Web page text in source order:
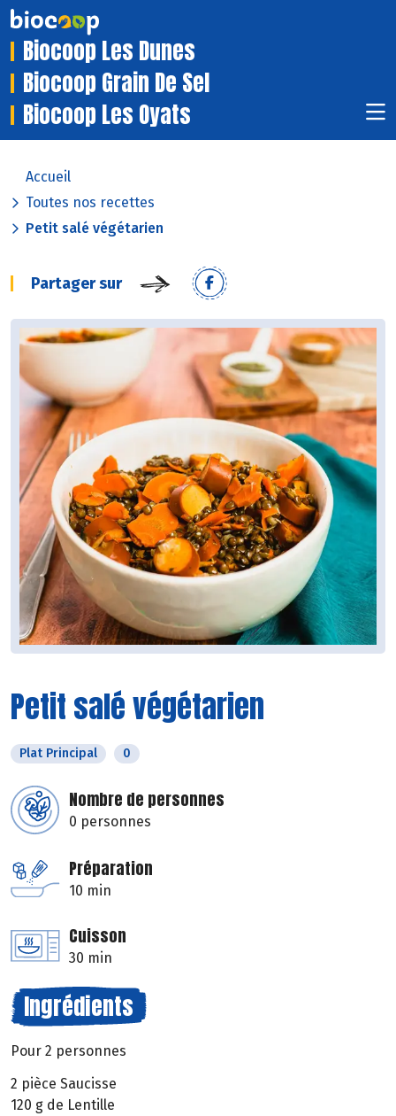
Biocoop Les Dunes
Biocoop Grain De Sel
Biocoop Les Oyats
Accueil
Toutes nos recettes
Petit salé végétarien
Partager sur
Petit salé végétarien
Plat Principal 0
Nombre de personnes
0 personnes
Préparation
10 min
Cuisson
30 min
Ingrédients
Pour 2 personnes
2 pièce Saucisse
120 g de Lentille